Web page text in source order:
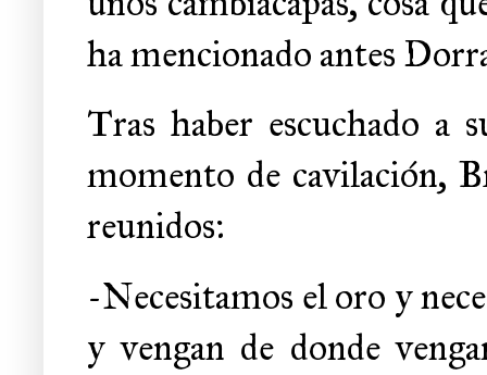
ha mencionado antes
Tras haber escuchado a
momento de cavilación,
reunidos:
-Necesitamos el oro y
y vengan de donde